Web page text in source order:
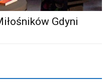
Gdyni